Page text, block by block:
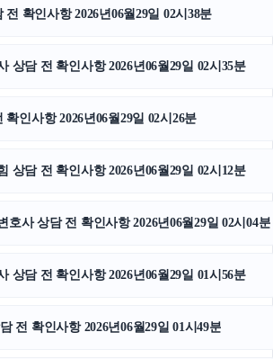
전 확인사항 2026년06월29일 02시38분
상담 전 확인사항 2026년06월29일 02시35분
확인사항 2026년06월29일 02시26분
상담 전 확인사항 2026년06월29일 02시12분
호사 상담 전 확인사항 2026년06월29일 02시04분
상담 전 확인사항 2026년06월29일 01시56분
전 확인사항 2026년06월29일 01시49분